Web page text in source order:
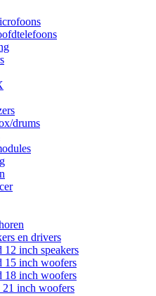
drums
en drivers
12 inch speakers
15 inch woofers
18 inch woofers
21 inch woofers